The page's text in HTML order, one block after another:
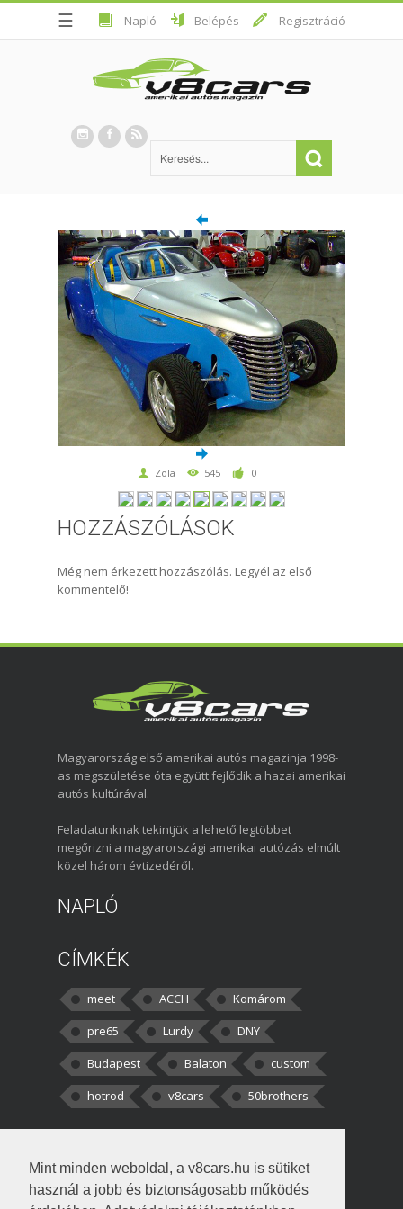
Mint minden weboldal, a v8cars.hu is sütiket
használ a jobb és biztonságosabb működés
☰ Napló Belépés Regisztráció
Zola 545 0
HOZZÁSZÓLÁSOK
Még nem érkezett hozzászólás. Legyél az első
kommentelő!
Magyarország első amerikai autós magazinja 1998-
as megszületése óta együtt fejlődik a hazai amerikai
autós kultúrával.
Feladatunknak tekintjük a lehető legtöbbet
megőrizni a magyarországi amerikai autózás elmúlt
közel három évtizedéről.
NAPLÓ
CÍMKÉK
meet ACCH
Komárom
pre65
Lurdy
DNY
Budapest
Balaton
custom
hotrod
v8cars 50brothers
kortisz:Elszúrtam! Én csak két
darabbaal számoltam. Nem tudtam, hogy fél autót,